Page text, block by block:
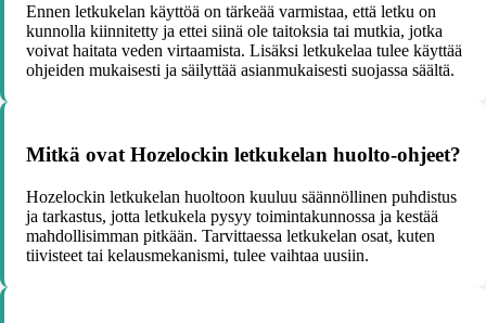
Ennen letkukelan käyttöä on tärkeää varmistaa, että letku on
kunnolla kiinnitetty ja ettei siinä ole taitoksia tai mutkia, jotka
voivat haitata veden virtaamista. Lisäksi letkukelaa tulee käyttää
ohjeiden mukaisesti ja säilyttää asianmukaisesti suojassa säältä.
Mitkä ovat Hozelockin letkukelan huolto-ohjeet?
Hozelockin letkukelan huoltoon kuuluu säännöllinen puhdistus
ja tarkastus, jotta letkukela pysyy toimintakunnossa ja kestää
mahdollisimman pitkään. Tarvittaessa letkukelan osat, kuten
tiivisteet tai kelausmekanismi, tulee vaihtaa uusiin.